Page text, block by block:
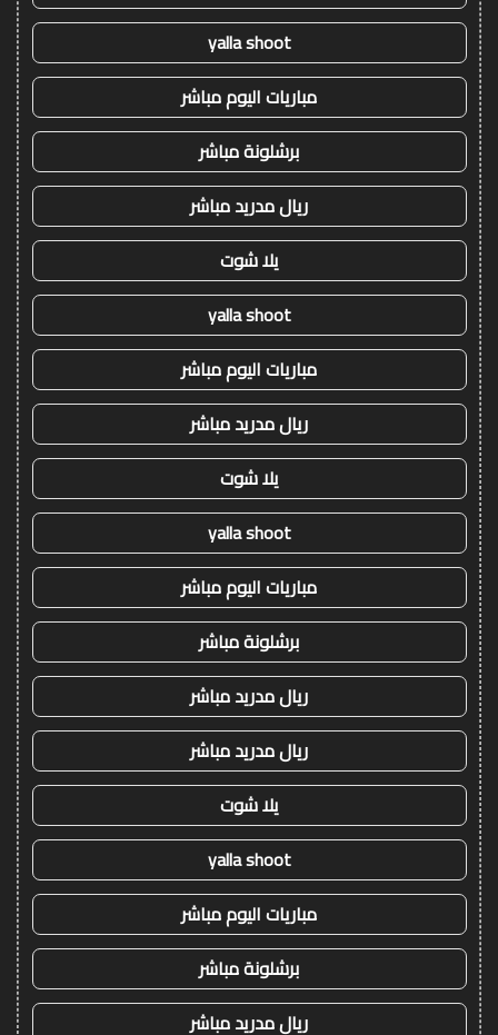
yalla shoot
مباريات اليوم مباشر
برشلونة مباشر
ريال مدريد مباشر
يلا شوت
yalla shoot
مباريات اليوم مباشر
ريال مدريد مباشر
يلا شوت
yalla shoot
مباريات اليوم مباشر
برشلونة مباشر
ريال مدريد مباشر
ريال مدريد مباشر
يلا شوت
yalla shoot
مباريات اليوم مباشر
برشلونة مباشر
ريال مدريد مباشر